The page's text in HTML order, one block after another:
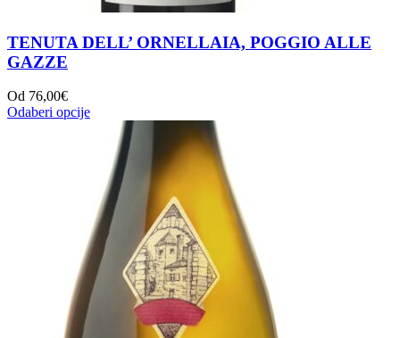
TENUTA DELL’ ORNELLAIA, POGGIO ALLE
GAZZE
Od 76,00€
Odaberi opcije